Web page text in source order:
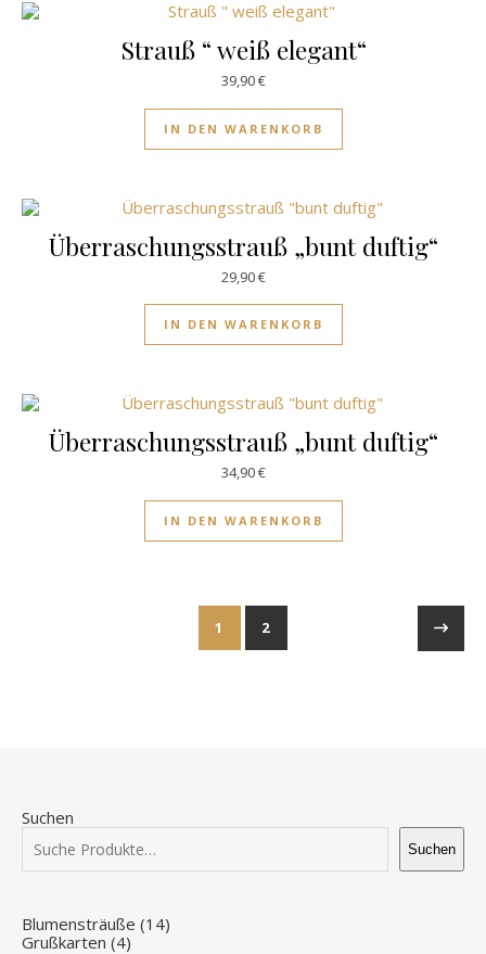
Strauß “ weiß elegant“
39,90€
IN DEN WARENKORB
Überraschungsstrauß „bunt duftig“
29,90€
IN DEN WARENKORB
Überraschungsstrauß „bunt duftig“
34,90€
IN DEN WARENKORB
1 2
Suchen
Suchen
Blumensträuße 1414 Produkte
Grußkarten 44 Produkte